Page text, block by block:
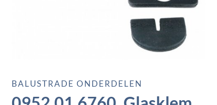
BALUSTRADE ONDERDELEN